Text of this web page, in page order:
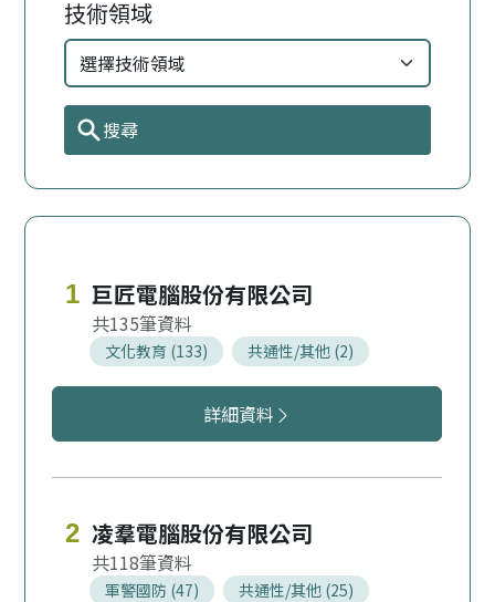
技術領域
搜尋
1 巨匠電腦股份有限公司
文化教育 (133) 共通性/其他 (2)
135
巨匠電腦股份有限公司服務領域
詳細資料
2 凌羣電腦股份有限公司
軍警國防 (47)
共通性/其他 (25)
118